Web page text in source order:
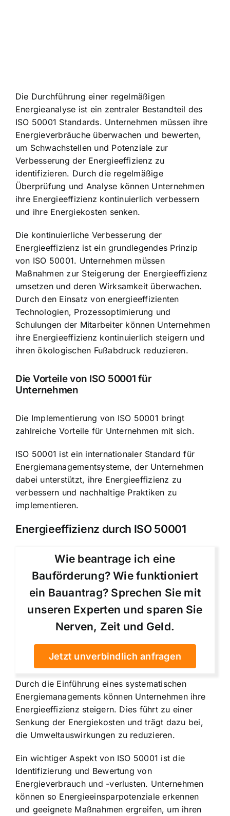
Die Durchführung einer regelmäßigen
Energieanalyse ist ein zentraler Bestandteil des
ISO 50001 Standards. Unternehmen müssen ihre
Energieverbräuche überwachen und bewerten,
um Schwachstellen und Potenziale zur
Verbesserung der Energieeffizienz zu
identifizieren. Durch die regelmäßige
Überprüfung und Analyse können Unternehmen
ihre Energieeffizienz kontinuierlich verbessern
und ihre Energiekosten senken.
Die kontinuierliche Verbesserung der
Energieeffizienz ist ein grundlegendes Prinzip
von ISO 50001. Unternehmen müssen
Maßnahmen zur Steigerung der Energieeffizienz
umsetzen und deren Wirksamkeit überwachen.
Durch den Einsatz von energieeffizienten
Technologien, Prozessoptimierung und
Schulungen der Mitarbeiter können Unternehmen
ihre Energieeffizienz kontinuierlich steigernund
ihren ökologischen Fußabdruck reduzieren.
Die Vorteile von ISO 50001 für
Unternehmen
Die Implementierung von ISO 50001 bringt
zahlreiche Vorteile für Unternehmen mit sich.
ISO 50001 ist ein internationaler Standard für
Energiemanagementsysteme, der Unternehmen
dabei unterstützt, ihre Energieeffizienz zu
verbessern und nachhaltige Praktiken zu
implementieren.
Energieeffizienz durch ISO 50001
Wie beantrage ich eine
Bauförderung? Wie funktioniert
ein Bauantrag? Sprechen Sie mit
unseren Experten und sparen Sie
Nerven, Zeit und Geld.
Jetzt unverbindlich anfragen
Durch die Einführung eines systematischen
Energiemanagements können Unternehmen ihre
Energieeffizienz steigern. Dies führt zu einer
Senkung der Energiekosten und trägt dazu bei,
die Umweltauswirkungen zu reduzieren.
Ein wichtiger Aspekt von ISO 50001 ist die
Identifizierung und Bewertung von
Energieverbrauch und -verlusten. Unternehmen
können so Energieeinsparpotenziale erkennen
und geeignete Maßnahmen ergreifen, um ihren